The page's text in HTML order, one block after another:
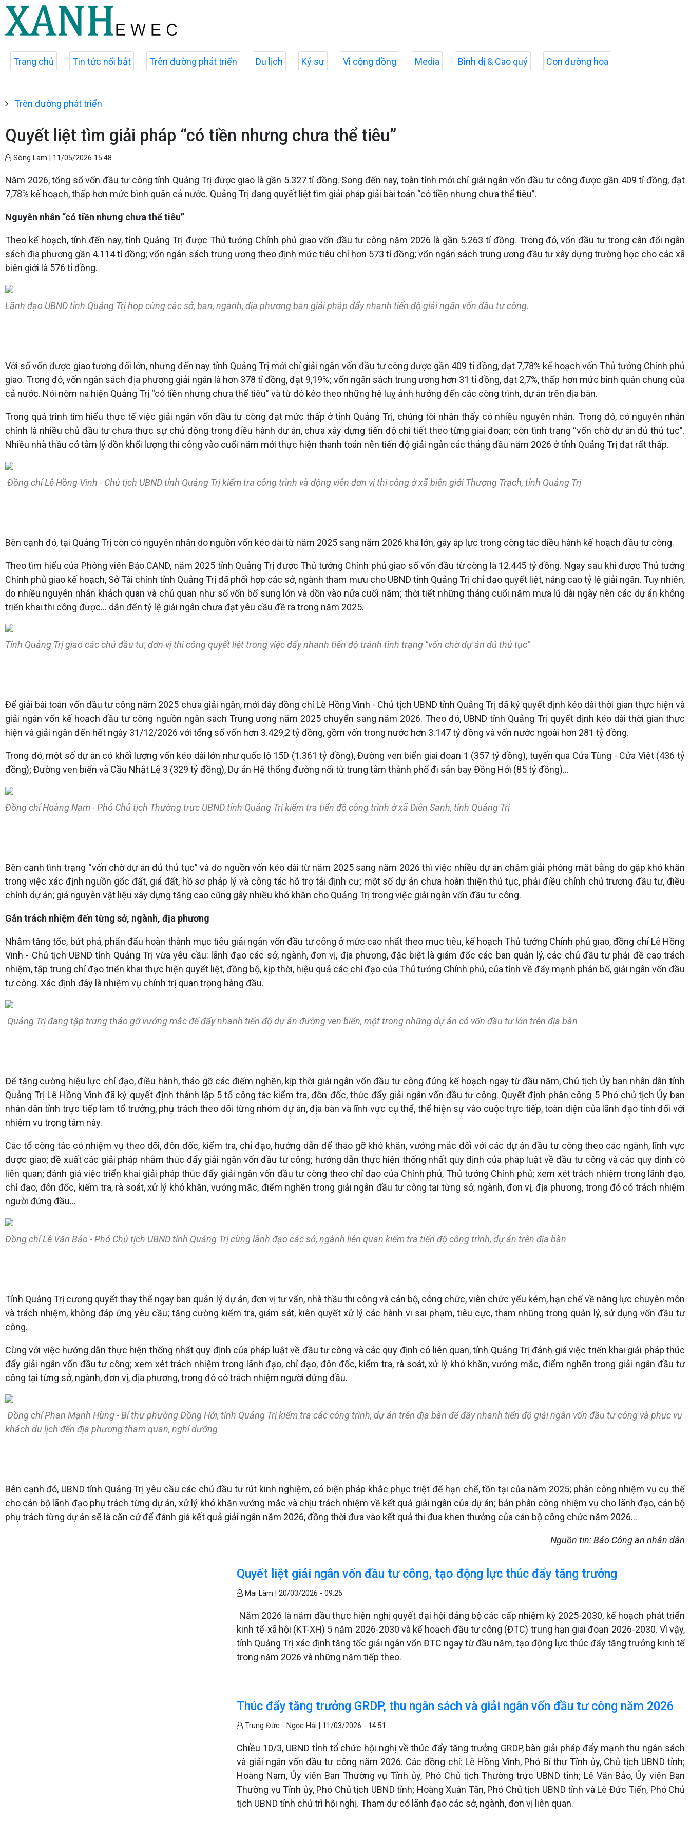
Trang chủ Tin tức nổi bật Trên đường phát triển Du lịch Ký sự Vì cộng đồng Media Bình dị & Cao quý Con đường hoa
Trên đường phát triển
Quyết liệt tìm giải pháp “có tiền nhưng chưa thể tiêu”
Sông Lam | 11/05/2026 15:48
Năm 2026, tổng số vốn đầu tư công tỉnh Quảng Trị được giao là gần 5.327 tỉ đồng. Song đến nay, toàn tỉnh mới chỉ giải ngân vốn đầu tư công được gần 409 tỉ đồng, đạt
7,78% kế hoạch, thấp hơn mức bình quân cả nước. Quảng Trị đang quyết liệt tìm giải pháp giải bài toán “có tiền nhưng chưa thể tiêu”.
Nguyên nhân “có tiền nhưng chưa thể tiêu”
Theo kế hoạch, tính đến nay, tỉnh Quảng Trị được Thủ tướng Chính phủ giao vốn đầu tư công năm 2026 là gần 5.263 tỉ đồng. Trong đó, vốn đầu tư trong cân đối ngân
sách địa phương gần 4.114 tỉ đồng; vốn ngân sách trung ương theo định mức tiêu chí hơn 573 tỉ đồng; vốn ngân sách trung ương đầu tư xây dựng trường học cho các xã
biên giới là 576 tỉ đồng.
Lãnh đạo UBND tỉnh Quảng Trị họp cùng các sở, ban, ngành, địa phương bàn giải pháp đẩy nhanh tiến độ giải ngân vốn đầu tư công.
Với số vốn được giao tương đối lớn, nhưng đến nay tỉnh Quảng Trị mới chỉ giải ngân vốn đầu tư công được gần 409 tỉ đồng, đạt 7,78% kế hoạch vốn Thủ tướng Chính phủ
giao. Trong đó, vốn ngân sách địa phương giải ngân là hơn 378 tỉ đồng, đạt 9,19%; vốn ngân sách trung ương hơn 31 tỉ đồng, đạt 2,7%, thấp hơn mức bình quân chung của
cả nước. Nói nôm na hiện Quảng Trị “có tiền nhưng chưa thể tiêu” và từ đó kéo theo những hệ luỵ ảnh hưởng đến các công trình, dự án trên địa bàn.
Trong quá trình tìm hiểu thực tế việc giải ngân vốn đầu tư công đạt mức thấp ở tỉnh Quảng Trị, chúng tôi nhận thấy có nhiều nguyên nhân. Trong đó, có nguyên nhân
chính là nhiều chủ đầu tư chưa thực sự chủ động trong điều hành dự án, chưa xây dựng tiến độ chi tiết theo từng giai đoạn; còn tình trạng “vốn chờ dự án đủ thủ tục”.
Nhiều nhà thầu có tâm lý dồn khối lượng thi công vào cuối năm mới thực hiện thanh toán nên tiến độ giải ngân các tháng đầu năm 2026 ở tỉnh Quảng Trị đạt rất thấp.
Đồng chí Lê Hồng Vinh - Chủ tịch UBND tỉnh Quảng Trị kiểm tra công trình và động viên đơn vị thi công ở xã biên giới Thượng Trạch, tỉnh Quảng Trị
Bên cạnh đó, tại Quảng Trị còn có nguyên nhân do nguồn vốn kéo dài từ năm 2025 sang năm 2026 khá lớn, gây áp lực trong công tác điều hành kế hoạch đầu tư công.
Theo tìm hiểu của Phóng viên Báo CAND, năm 2025 tỉnh Quảng Trị được Thủ tướng Chính phủ giao số vốn đầu từ công là 12.445 tỷ đồng. Ngay sau khi được Thủ tướng
Chính phủ giao kế hoạch, Sở Tài chính tỉnh Quảng Trị đã phối hợp các sở, ngành tham mưu cho UBND tỉnh Quảng Trị chỉ đạo quyết liệt, nâng cao tỷ lệ giải ngân. Tuy nhiên,
do nhiều nguyên nhân khách quan và chủ quan như số vốn bổ sung lớn và dồn vào nửa cuối năm; thời tiết những tháng cuối năm mưa lũ dài ngày nên các dự án không
triển khai thi công được… dẫn đến tỷ lệ giải ngân chưa đạt yêu cầu đề ra trong năm 2025.
Tỉnh Quảng Trị giao các chủ đầu tư, đơn vị thi công quyết liệt trong việc đẩy nhanh tiến độ tránh tình trạng "vốn chờ dự án đủ thủ tục"
Để giải bài toán vốn đầu tư công năm 2025 chưa giải ngân, mới đây đồng chí Lê Hồng Vinh - Chủ tịch UBND tỉnh Quảng Trị đã ký quyết định kéo dài thời gian thực hiện và
giải ngân vốn kế hoạch đầu tư công nguồn ngân sách Trung ương năm 2025 chuyển sang năm 2026. Theo đó, UBND tỉnh Quảng Trị quyết định kéo dài thời gian thực
hiện và giải ngân đến hết ngày 31/12/2026 với tổng số vốn hơn 3.429,2 tỷ đồng, gồm vốn trong nước hơn 3.147 tỷ đồng và vốn nước ngoài hơn 281 tỷ đồng.
Trong đó, một số dự án có khối lượng vốn kéo dài lớn như quốc lộ 15D (1.361 tỷ đồng), Đường ven biển giai đoạn 1 (357 tỷ đồng), tuyến qua Cửa Tùng - Cửa Việt (436 tỷ
đồng); Đường ven biển và Cầu Nhật Lệ 3 (329 tỷ đồng), Dự án Hệ thống đường nối từ trung tâm thành phố đi sân bay Đồng Hới (85 tỷ đồng)…
Đồng chí Hoàng Nam - Phó Chủ tịch Thường trực UBND tỉnh Quảng Trị kiểm tra tiến độ công trình ở xã Diên Sanh, tỉnh Quảng Trị
Bên cạnh tình trạng “vốn chờ dự án đủ thủ tục” và do nguồn vốn kéo dài từ năm 2025 sang năm 2026 thì việc nhiều dự án chậm giải phóng mặt bằng do gặp khó khăn
trong việc xác định nguồn gốc đất, giá đất, hồ sơ pháp lý và công tác hỗ trợ tái định cư; một số dự án chưa hoàn thiện thủ tục, phải điều chỉnh chủ trương đầu tư, điều
chỉnh dự án; giá nguyên vật liệu xây dựng tăng cao cũng gây nhiều khó khăn cho Quảng Trị trong việc giải ngân vốn đầu tư công.
Gắn trách nhiệm đến từng sở, ngành, địa phương
Nhằm tăng tốc, bứt phá, phấn đấu hoàn thành mục tiêu giải ngân vốn đầu tư công ở mức cao nhất theo mục tiêu, kế hoạch Thủ tướng Chính phủ giao, đồng chí Lê Hồng
Vinh - Chủ tịch UBND tỉnh Quảng Trị vừa yêu cầu: lãnh đạo các sở, ngành, đơn vị, địa phương, đặc biệt là giám đốc các ban quản lý, các chủ đầu tư phải đề cao trách
nhiệm, tập trung chỉ đạo triển khai thực hiện quyết liệt, đồng bộ, kịp thời, hiệu quả các chỉ đạo của Thủ tướng Chính phủ, của tỉnh về đẩy mạnh phân bổ, giải ngân vốn đầu
tư công. Xác định đây là nhiệm vụ chính trị quan trọng hàng đầu.
Quảng Trị đang tập trung tháo gỡ vướng mắc để đẩy nhanh tiến độ dự án đường ven biển, một trong những dự án có vốn đầu tư lớn trên địa bàn
Để tăng cường hiệu lực chỉ đạo, điều hành, tháo gỡ các điểm nghẽn, kịp thời giải ngân vốn đầu tư công đúng kế hoạch ngay từ đầu năm, Chủ tịch Ủy ban nhân dân tỉnh
Quảng Trị Lê Hồng Vinh đã ký quyết định thành lập 5 tổ công tác kiểm tra, đôn đốc, thúc đẩy giải ngân vốn đầu tư công. Quyết định phân công 5 Phó chủ tịch Ủy ban
nhân dân tỉnh trực tiếp làm tổ trưởng, phụ trách theo dõi từng nhóm dự án, địa bàn và lĩnh vực cụ thể, thể hiện sự vào cuộc trực tiếp, toàn diện của lãnh đạo tỉnh đối với
nhiệm vụ trọng tâm này.
Các tổ công tác có nhiệm vụ theo dõi, đôn đốc, kiểm tra, chỉ đạo, hướng dẫn để tháo gỡ khó khăn, vướng mắc đối với các dự án đầu tư công theo các ngành, lĩnh vực
được giao; đề xuất các giải pháp nhằm thúc đẩy giải ngân vốn đầu tư công; hướng dẫn thực hiện thống nhất quy định của pháp luật về đầu tư công và các quy định có
liên quan; đánh giá việc triển khai giải pháp thúc đẩy giải ngân vốn đầu tư công theo chỉ đạo của Chính phủ, Thủ tướng Chính phủ; xem xét trách nhiệm trong lãnh đạo,
chỉ đạo, đôn đốc, kiểm tra, rà soát, xử lý khó khăn, vướng mắc, điểm nghẽn trong giải ngân đầu tư công tại từng sở, ngành, đơn vị, địa phương, trong đó có trách nhiệm
người đứng đầu…
Đồng chí Lê Văn Bảo - Phó Chủ tịch UBND tỉnh Quảng Trị cùng lãnh đạo các sở, ngành liên quan kiểm tra tiến độ công trình, dự án trên địa bàn
Tỉnh Quảng Trị cương quyết thay thế ngay ban quản lý dự án, đơn vị tư vấn, nhà thầu thi công và cán bộ, công chức, viên chức yếu kém, hạn chế về năng lực chuyên môn
và trách nhiệm, không đáp ứng yêu cầu; tăng cường kiểm tra, giám sát, kiên quyết xử lý các hành vi sai phạm, tiêu cực, tham nhũng trong quản lý, sử dụng vốn đầu tư
công.
Cùng với việc hướng dẫn thực hiện thống nhất quy định của pháp luật về đầu tư công và các quy định có liên quan, tỉnh Quảng Trị đánh giá việc triển khai giải pháp thúc
đẩy giải ngân vốn đầu tư công; xem xét trách nhiệm trong lãnh đạo, chỉ đạo, đôn đốc, kiểm tra, rà soát, xử lý khó khăn, vướng mắc, điểm nghẽn trong giải ngân đầu tư
công tại từng sở, ngành, đơn vị, địa phương, trong đó có trách nhiệm người đứng đầu.
Đồng chí Phan Mạnh Hùng - Bí thư phường Đồng Hới, tỉnh Quảng Trị kiểm tra các công trình, dự án trên địa bàn để đẩy nhanh tiến độ giải ngân vốn đầu tư công và phục vụ
khách du lịch đến địa phương tham quan, nghỉ dưỡng
Bên cạnh đó, UBND tỉnh Quảng Trị yêu cầu các chủ đầu tư rút kinh nghiệm, có biện pháp khắc phục triệt để hạn chế, tồn tại của năm 2025; phân công nhiệm vụ cụ thể
cho cán bộ lãnh đạo phụ trách từng dự án, xử lý khó khăn vướng mắc và chịu trách nhiệm về kết quả giải ngân của dự án; bản phân công nhiệm vụ cho lãnh đạo, cán bộ
phụ trách từng dự án sẽ là căn cứ để đánh giá kết quả giải ngân năm 2026, đồng thời đưa vào kết quả thi đua khen thưởng của cán bộ công chức năm 2026...
Nguồn tin: Báo Công an nhân dân
Quyết liệt giải ngân vốn đầu tư công, tạo động lực thúc đẩy tăng trưởng
Mai Lâm |20/03/2026 - 09:26
Năm 2026 là năm đầu thực hiện nghị quyết đại hội đảng bộ các cấp nhiệm kỳ 2025-2030, kế hoạch phát triển
kinh tế-xã hội (KT-XH) 5 năm 2026-2030 và kế hoạch đầu tư công (ĐTC) trung hạn giai đoạn 2026-2030. Vì vậy,
tỉnh Quảng Trị xác định tăng tốc giải ngân vốn ĐTC ngay từ đầu năm, tạo động lực thúc đẩy tăng trưởng kinh tế
trong năm 2026 và những năm tiếp theo.
Thúc đẩy tăng trưởng GRDP, thu ngân sách và giải ngân vốn đầu tư công năm 2026
Trung Đức - Ngọc Hải | 11/03/2026 - 14:51
Chiều 10/3, UBND tỉnh tổ chức hội nghị về thúc đẩy tăng trưởng GRDP, bàn giải pháp đẩy mạnh thu ngân sách
và giải ngân vốn đầu tư công năm 2026. Các đồng chí: Lê Hồng Vinh, Phó Bí thư Tỉnh ủy, Chủ tịch UBND tỉnh;
Hoàng Nam, Ủy viên Ban Thường vụ Tỉnh ủy, Phó Chủ tịch Thường trực UBND tỉnh; Lê Văn Bảo, Ủy viên Ban
Thường vụ Tỉnh ủy, Phó Chủ tịch UBND tỉnh; Hoàng Xuân Tân, Phó Chủ tịch UBND tỉnh và Lê Đức Tiến, Phó Chủ
tịch UBND tỉnh chủ trì hội nghị. Tham dự có lãnh đạo các sở, ngành, đơn vị liên quan.